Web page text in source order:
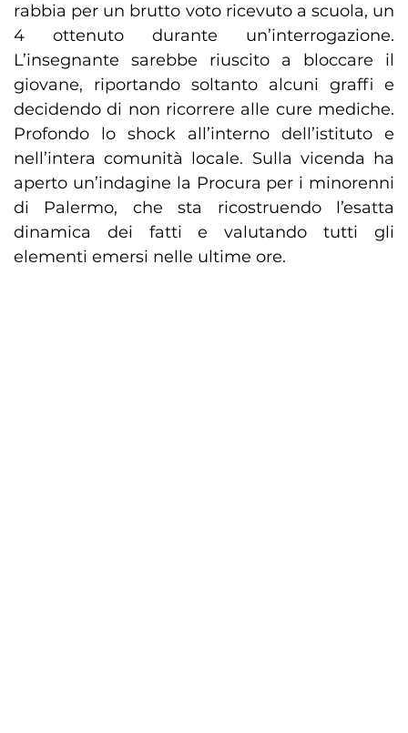
rabbia per un brutto voto ricevuto a scuola, un
4 ottenuto durante un’interrogazione.
L’insegnante sarebbe riuscito a bloccare il
giovane, riportando soltanto alcuni graffi e
decidendo di non ricorrere alle cure mediche.
Profondo lo shock all’interno dell’istituto e
nell’intera comunità locale. Sulla vicenda ha
aperto un’indagine la Procura per i minorenni
di Palermo, che sta ricostruendo l’esatta
dinamica dei fatti e valutando tutti gli
elementi emersi nelle ultime ore.